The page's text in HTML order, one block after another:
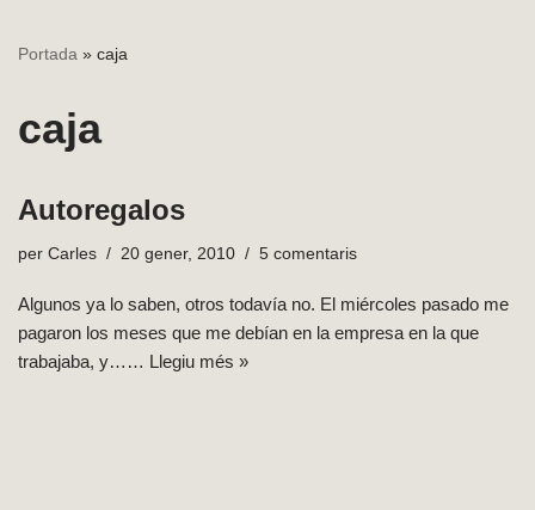
Portada » caja
caja
Autoregalos
per Carles 20 gener, 2010 5 comentaris
Algunos ya lo saben, otros todavía no. El miércoles pasado me
pagaron los meses que me debían en la empresa en la que
trabajaba, y…… Llegiu més »